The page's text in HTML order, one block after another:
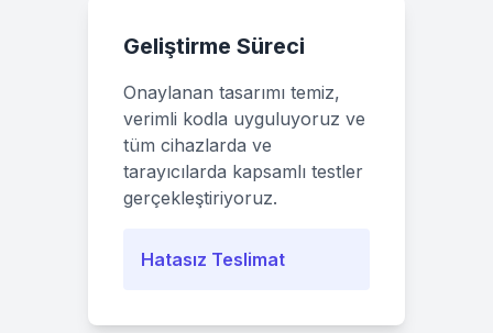
Geliştirme Süreci
Onaylanan tasarımı temiz,
verimli kodla uyguluyoruz ve
tüm cihazlarda ve
tarayıcılarda kapsamlı testler
gerçekleştiriyoruz.
Hatasız Teslimat